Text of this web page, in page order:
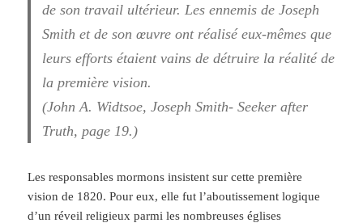
de son travail ultérieur. Les ennemis de Joseph
Smith et de son œuvre ont réalisé eux-mêmes que
leurs efforts étaient vains de détruire la réalité de
la première vision.
(John A. Widtsoe, Joseph Smith- Seeker after
Truth, page 19.)
Les responsables mormons insistent sur cette première
vision de 1820. Pour eux, elle fut l’aboutissement logique
d’un réveil religieux parmi les nombreuses églises